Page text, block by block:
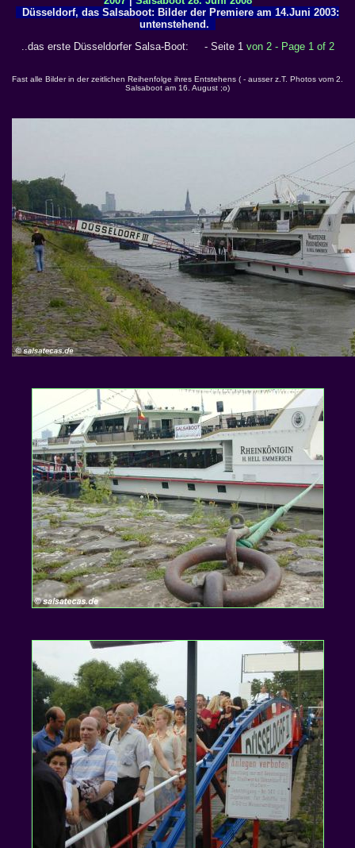
Düsseldorf, das Salsaboot: Bilder der Premiere am 14.Juni 2003:
untenstehend.
..das erste Düsseldorfer Salsa-Boot: - Seite 1 von 2 - Page 1 of 2
Fast alle Bilder in der zeitlichen Reihenfolge ihres Entstehens ( - ausser z.T. Photos vom 2.
Salsaboot am 16. August ;o)